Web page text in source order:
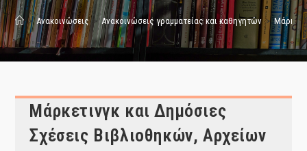
> Ανακοινώσεις > Ανακοινώσεις γραμματείας και καθηγητών >
Μάρκετινγκ και Δημόσιες
Σχέσεις Βιβλιοθηκών, Αρχείων